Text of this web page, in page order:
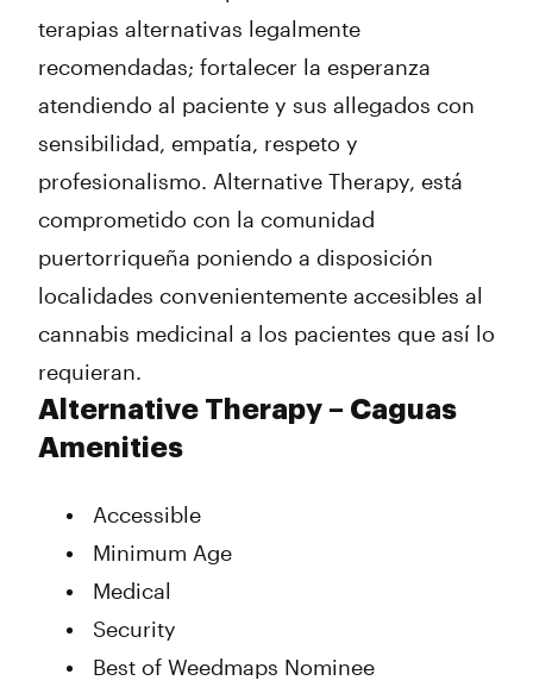
terapias alternativas legalmente
recomendadas; fortalecer la esperanza
atendiendo al paciente y sus allegados con
sensibilidad, empatía, respeto y
profesionalismo. Alternative Therapy, está
comprometido con la comunidad
puertorriqueña poniendo a disposición
localidades convenientemente accesibles al
cannabis medicinal a los pacientes que así lo
requieran.
Alternative Therapy – Caguas
Amenities
Accessible
Minimum Age
Medical
Security
Best of Weedmaps Nominee